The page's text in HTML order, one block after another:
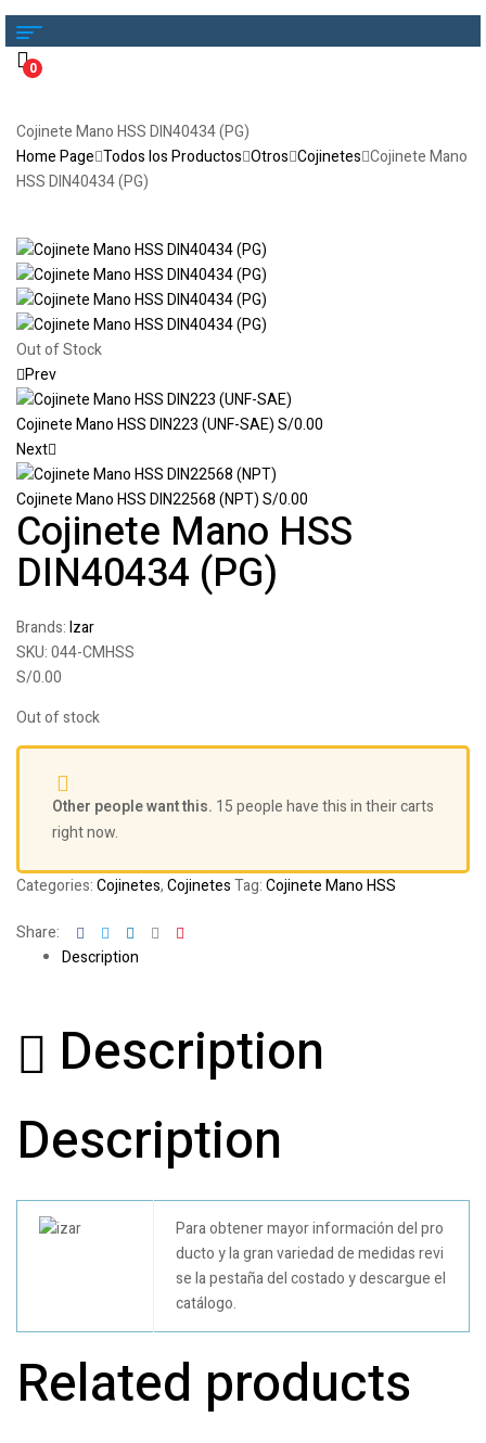
0
Cojinete Mano HSS DIN40434 (PG)
Home Page Todos los Productos Otros Cojinetes Cojinete Mano
HSS DIN40434 (PG)
Out of Stock
Prev
Cojinete Mano HSS DIN223 (UNF-SAE)S/0.00
Next
Cojinete Mano HSS DIN22568 (NPT)S/0.00
Cojinete Mano HSS
DIN40434 (PG)
Brands:Izar
SKU:044-CMHSS
S/0.00
Out of stock
Other people want this. 15 people have this in their carts
right now.
Categories:Cojinetes,CojinetesTag:Cojinete Mano HSS
Share: FacebookTwitterLinkedinGoogle+
Description
Description
Description
Para obtener mayor información del pro
ducto y la gran variedad de medidas revi
se la pestaña del costado y descargue el
catálogo.
Related products